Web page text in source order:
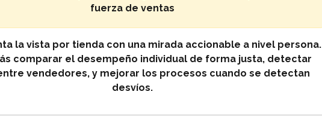
fuerza de ventas
la vista por tienda con una mirada accionable a nivel persona.
comparar el desempeño individual de forma justa, detectar
vendedores, y mejorar los procesos cuando se detectan
desvíos.